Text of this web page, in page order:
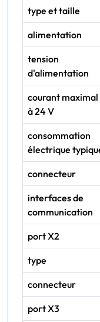
type et taille
alimentation
tension
d'alimentation
courant maximal
à 24 V
consommation
électrique
connecteur
interfaces de
communication
port X2
type
connecteur
port X3